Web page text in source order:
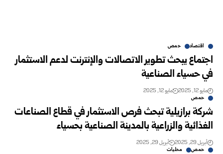
اقتصاد حمص
اجتماع يبحث تطوير الاتصالات والإنترنت لدعم الاستثمار
في حسياء الصناعية
مايو 12, 2025 مايو 12, 2025
حمص
شركة برازيلية تبحث فرص الاستثمار في قطاع الصناعات
الغذائية والزراعية بالمدينة الصناعية بحسياء
أبريل 29, 2025 أبريل 29, 2025
حمص محليات